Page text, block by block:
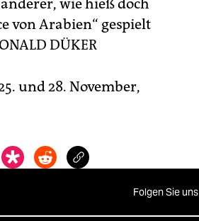
wie hieß doch
von Arabien“ gespielt
DÜKER
und 28. November,
Folgen Sie uns